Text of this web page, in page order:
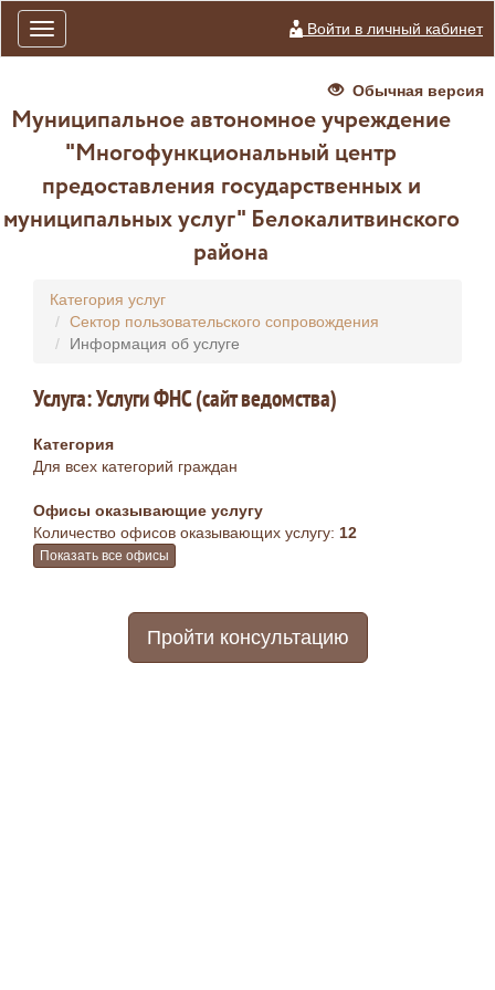
Toggle
navigation
Войти в личный кабинет
Обычная версия
Муниципальное автономное учреждение
"Многофункциональный центр
предоставления государственных и
муниципальных услуг" Белокалитвинского
района
Категория услуг
Сектор пользовательского сопровождения
Информация об услуге
Услуга: Услуги ФНС (сайт ведомства)
Категория
Для всех категорий граждан
Офисы оказывающие услугу
Количество офисов оказывающих услугу: 12
Показать все офисы
Пройти консультацию